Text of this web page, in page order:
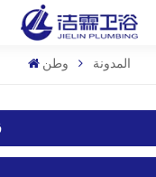
وطن المدونة